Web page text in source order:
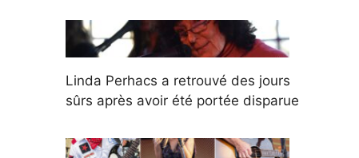
Linda Perhacs a retrouvé des jours
sûrs après avoir été portée disparue